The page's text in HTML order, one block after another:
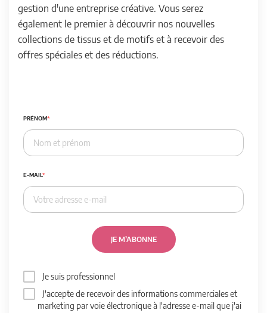
gestion d'une entreprise créative. Vous serez
également le premier à découvrir nos nouvelles
collections de tissus et de motifs et à recevoir des
offres spéciales et des réductions.
PRÉNOM
E-MAIL
JE M’ABONNE
Je suis professionnel
J'accepte de recevoir des informations commerciales et
marketing par voie électronique à l'adresse e-mail que j'ai